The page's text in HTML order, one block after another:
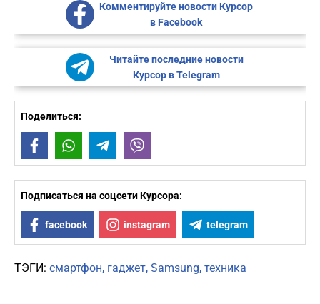
Комментируйте новости Курсор
в Facebook
Читайте последние новости
Курсор в Telegram
Поделиться:
FacebookWhatsAppTelegram
Подписаться на соцсети Курсора:
facebook instagram telegram
ТЭГИ: смартфон гаджет Samsung техника